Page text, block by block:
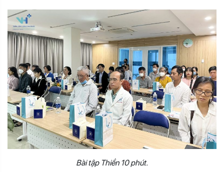
Bài tập Thiền 10 phút.